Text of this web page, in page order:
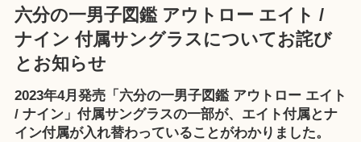
六分の一男子図鑑 アウトロー エイト /
ナイン 付属サングラスについてお詫び
とお知らせ
2023年4月発売「六分の一男子図鑑 アウトロー エイト
/ ナイン」付属サングラスの一部が、エイト付属とナ
イン付属が入れ替わっていることがわかりました。